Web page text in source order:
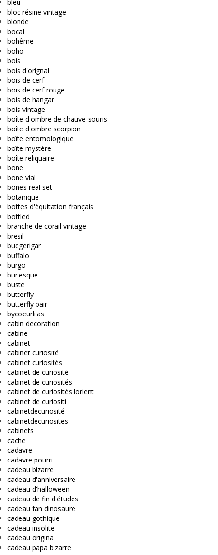
bleu
bloc résine vintage
blonde
bocal
bohême
boho
bois
bois d'orignal
bois de cerf
bois de cerf rouge
bois de hangar
bois vintage
boîte d'ombre de chauve-souris
boîte d'ombre scorpion
boîte entomologique
boîte mystère
boîte reliquaire
bone
bone vial
bones real set
botanique
bottes d'équitation français
bottled
branche de corail vintage
bresil
budgerigar
buffalo
burgo
burlesque
buste
butterfly
butterfly pair
bycoeurlilas
cabin decoration
cabine
cabinet
cabinet curiosité
cabinet curiosités
cabinet de curiosité
cabinet de curiosités
cabinet de curiosités lorient
cabinet de curiositi
cabinetdecuriosité
cabinetdecuriosites
cabinets
cache
cadavre
cadavre pourri
cadeau bizarre
cadeau d'anniversaire
cadeau d'halloween
cadeau de fin d'études
cadeau fan dinosaure
cadeau gothique
cadeau insolite
cadeau original
cadeau papa bizarre